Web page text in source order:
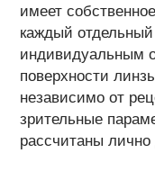
имеет
каждый
индивидуальным
поверхности
независимо от
зрительные
рассчитаны лично